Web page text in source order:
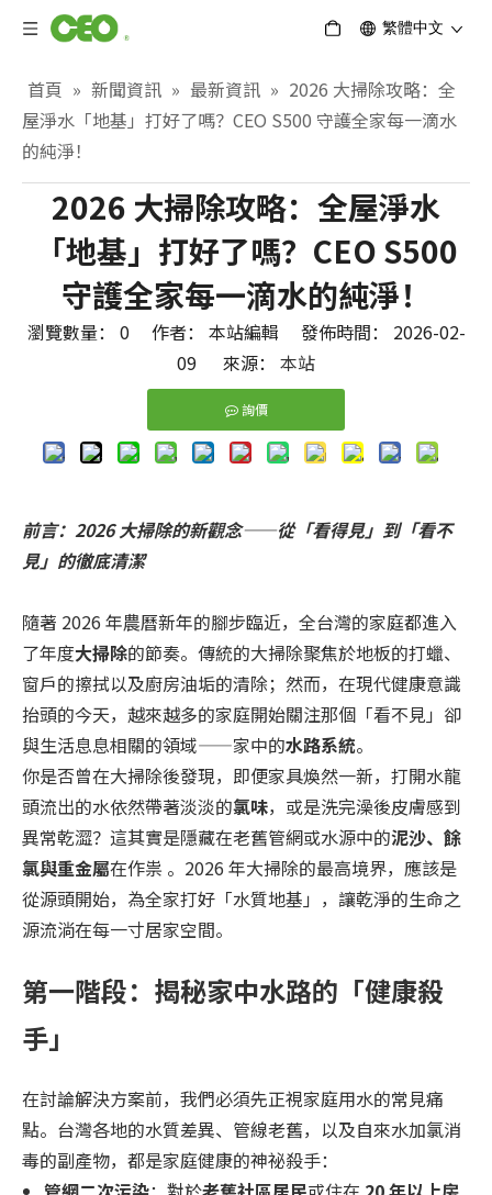
繁體中文
首頁 » 新聞資訊 » 最新資訊 » 2026 大掃除攻略：全
屋淨水「地基」打好了嗎？CEO S500 守護全家每一滴水
的純淨！
2026 大掃除攻略：全屋淨水
「地基」打好了嗎？CEO S500
守護全家每一滴水的純淨！
瀏覽數量： 0作者： 本站編輯 發佈時間： 2026-02-
09 來源： 本站
詢價
前言：2026 大掃除的新觀念——從「看得見」到「看不
見」的徹底清潔
隨著 2026 年農曆新年的腳步臨近，全台灣的家庭都進入
了年度大掃除的節奏。傳統的大掃除聚焦於地板的打蠟、
窗戶的擦拭以及廚房油垢的清除；然而，在現代健康意識
抬頭的今天，越來越多的家庭開始關注那個「看不見」卻
與生活息息相關的領域——家中的水路系統。
你是否曾在大掃除後發現，即便家具煥然一新，打開水龍
頭流出的水依然帶著淡淡的氯味，或是洗完澡後皮膚感到
異常乾澀？這其實是隱藏在老舊管網或水源中的泥沙、餘
氯與重金屬在作祟 。2026 年大掃除的最高境界，應該是
從源頭開始，為全家打好「水質地基」，讓乾淨的生命之
源流淌在每一寸居家空間。
第一階段：揭秘家中水路的「健康殺
手」
在討論解決方案前，我們必須先正視家庭用水的常見痛
點。台灣各地的水質差異、管線老舊，以及自來水加氯消
毒的副產物，都是家庭健康的神祕殺手：